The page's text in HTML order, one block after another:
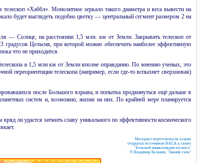
«Хаббл». Монолитное зеркало такого диаметра и веса вывести на
будет выглядеть подобно цветку — центральный сегмент размером 2 на
— Солнце, на расстоянии 1,5 млн. км от Земли. Закрывать телескоп от
градусов Цельсия, при которой можно обеспечить наиболее эффективную
что не приходится.
в 1,5 млн км от Земли вполне оправданно. По мнению ученых, это
переориентации телескопа (например, если где-то вспыхнет сверхновая)
после Большого взрыва, и попытка продвинуться ещё дальше в
систем и, возможно, жизни на них. По крайней мере планируется
ли удастся затмить славу уникального по эффективности космического
Материал подготовлен на основе
открытых источников НАСА а также
"Большой энциклопедии космоса"
© Владимир Каланов, "Знания-сила"